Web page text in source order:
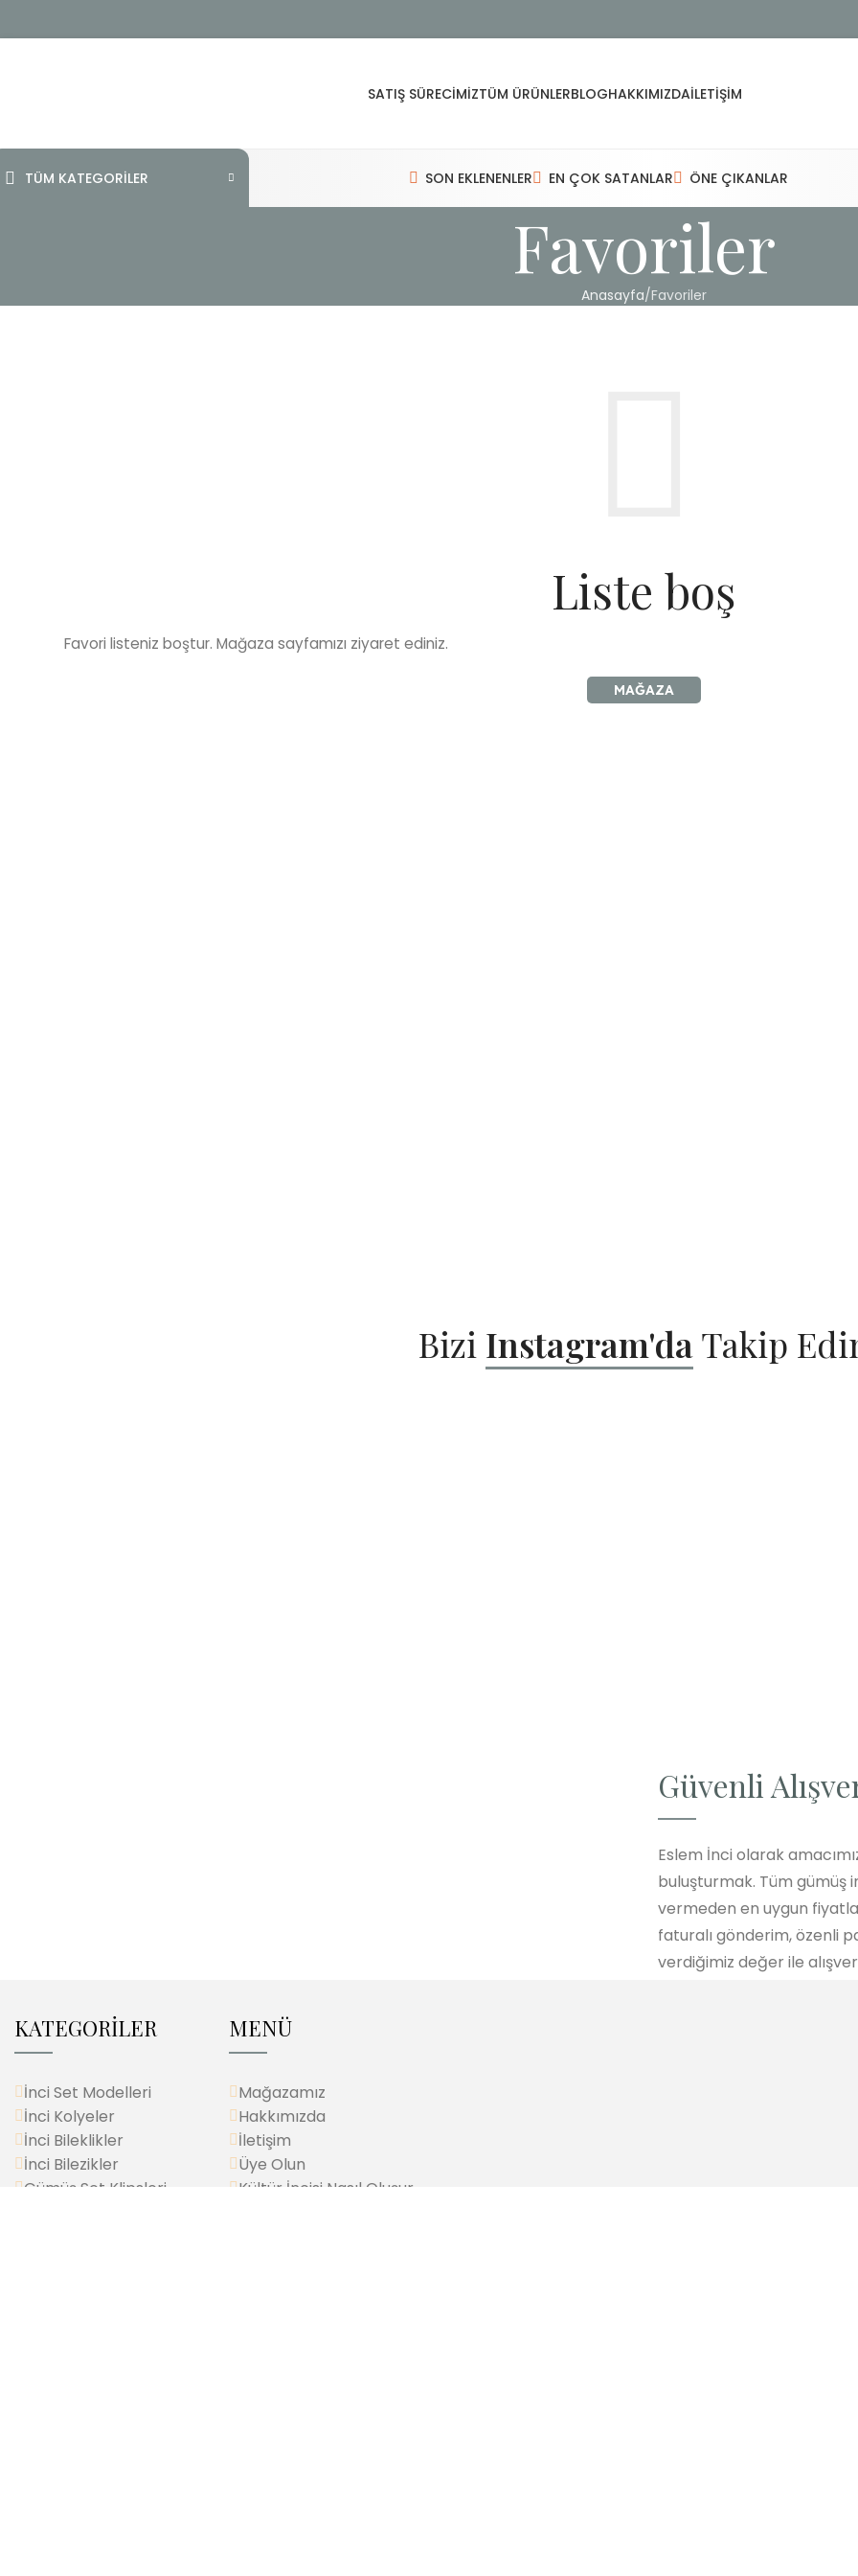
SATIŞ SÜRECIMIZTÜM ÜRÜNLERBLOGHAKKIMIZDAİLETIŞIM
TÜM KATEGORİLER SON EKLENENLER EN ÇOK SATANLAR ÖNE ÇIKANLAR
Favoriler
Anasayfa Favoriler
Liste boş
Favori listeniz boştur. Mağaza sayfamızı ziyaret ediniz.
MAĞAZA
Bizi Instagram'daTakip
Güvenli
Eslem İnci olarak
buluşturmak. Tüm gümüş
vermeden en uygun
faturalı gönderim, özenli
verdiğimiz değer ile
KATEGORİLER
İnci Set Modelleri
İnci Kolyeler
İnci Bileklikler
İnci Bilezikler
Gümüş Set Klipsleri
MENÜ
Mağazamız
Hakkımızda
İletişim
Üye Olun
Kültür İncisi Nasıl Oluşur